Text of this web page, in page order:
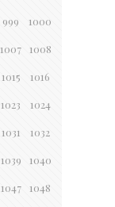
999 1000
1007 1008
1015 1016
1023 1024
1031 1032
1039 1040
1047 1048